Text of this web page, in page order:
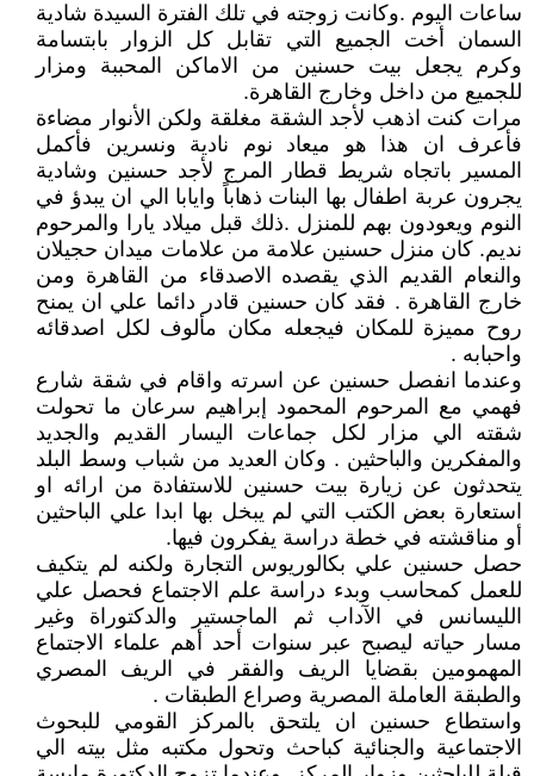
ساعات اليوم .وكانت زوجته في تلك الفترة السيدة شادية
السمان أخت الجميع التي تقابل كل الزوار بابتسامة
وكرم يجعل بيت حسنين من الاماكن المحببة ومزار
للجميع من داخل وخارج القاهرة.
مرات كنت اذهب لأجد الشقة مغلقة ولكن الأنوار مضاءة
فأعرف ان هذا هو ميعاد نوم نادية ونسرين فأكمل
المسير باتجاه شريط قطار المرج لأجد حسنين وشادية
يجرون عربة اطفال بها البنات ذهاباً وايابا الي ان يبدؤ في
النوم ويعودون بهم للمنزل .ذلك قبل ميلاد يارا والمرحوم
نديم. كان منزل حسنين علامة من علامات ميدان حجيلان
والنعام القديم الذي يقصده الاصدقاء من القاهرة ومن
خارج القاهرة . فقد كان حسنين قادر دائما علي ان يمنح
روح مميزة للمكان فيجعله مكان مألوف لكل اصدقائه
واحبابه .
وعندما انفصل حسنين عن اسرته واقام في شقة شارع
فهمي مع المرحوم المحمود إبراهيم سرعان ما تحولت
شقته الي مزار لكل جماعات اليسار القديم والجديد
والمفكرين والباحثين . وكان العديد من شباب وسط البلد
يتحدثون عن زيارة بيت حسنين للاستفادة من ارائه او
استعارة بعض الكتب التي لم يبخل بها ابدا علي الباحثين
أو مناقشته في خطة دراسة يفكرون فيها.
حصل حسنين علي بكالوريوس التجارة ولكنه لم يتكيف
للعمل كمحاسب وبدء دراسة علم الاجتماع فحصل علي
الليسانس في الآداب ثم الماجستير والدكتوراة وغير
مسار حياته ليصبح عبر سنوات أحد أهم علماء الاجتماع
المهمومين بقضايا الريف والفقر في الريف المصري
والطبقة العاملة المصرية وصراع الطبقات .
واستطاع حسنين ان يلتحق بالمركز القومي للبحوث
الاجتماعية والجنائية كباحث وتحول مكتبه مثل بيته الي